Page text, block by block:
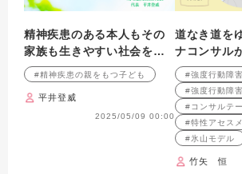
精神疾患のある本人もその
家族も生きやすい社会をつ
くるために 第7回：高校
生〜大学入学―葛藤の大き
かった進路選択
#精神疾患の親をもつ子ども
平井登威
2025/05/09 00:00
道なき道を
ナコンサル
行動障害の
回 標準的
（その２）
#強度行動障
#強度行動障害
#コンサルテ
#特性アセス
#氷山モデル
竹矢 恒